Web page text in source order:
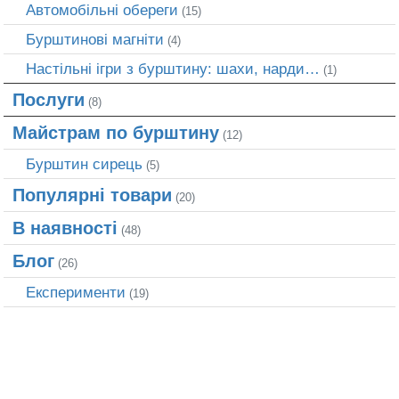
Автомобільні обереги (15)
Бурштинові магніти (4)
Настільні ігри з бурштину: шахи, нарди… (1)
Послуги (8)
Майстрам по бурштину (12)
Бурштин сирець (5)
Популярні товари (20)
В наявності (48)
Блог (26)
Експерименти (19)